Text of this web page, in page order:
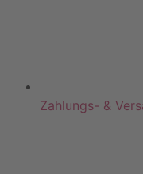
Zahlungs- &